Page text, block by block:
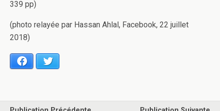
339 pp)
(photo relayée par Hassan Ahlal, Facebook, 22 juillet
2018)
Facebook